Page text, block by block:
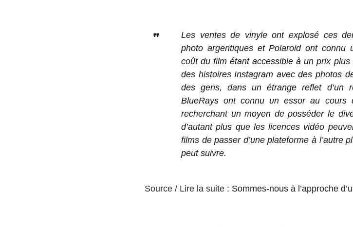
Les ventes de vinyle ont explosé ces
photo argentiques et Polaroid ont connu
coût du film étant accessible à un prix
des histoires Instagram avec des photos
des gens, dans un étrange reflet d’un
BlueRays ont connu un essor au cours
recherchant un moyen de posséder le
d’autant plus que les licences vidéo
films de passer d’une plateforme à l’autre
peut suivre.
Source / Lire la suite : Sommes-nous à l’approche